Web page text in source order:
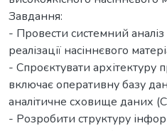
Завдання:
- Провести системний
реалізації насіннєвого
- Спроєктувати
включає оперативну базу
аналітичне сховище даних
- Розробити структуру